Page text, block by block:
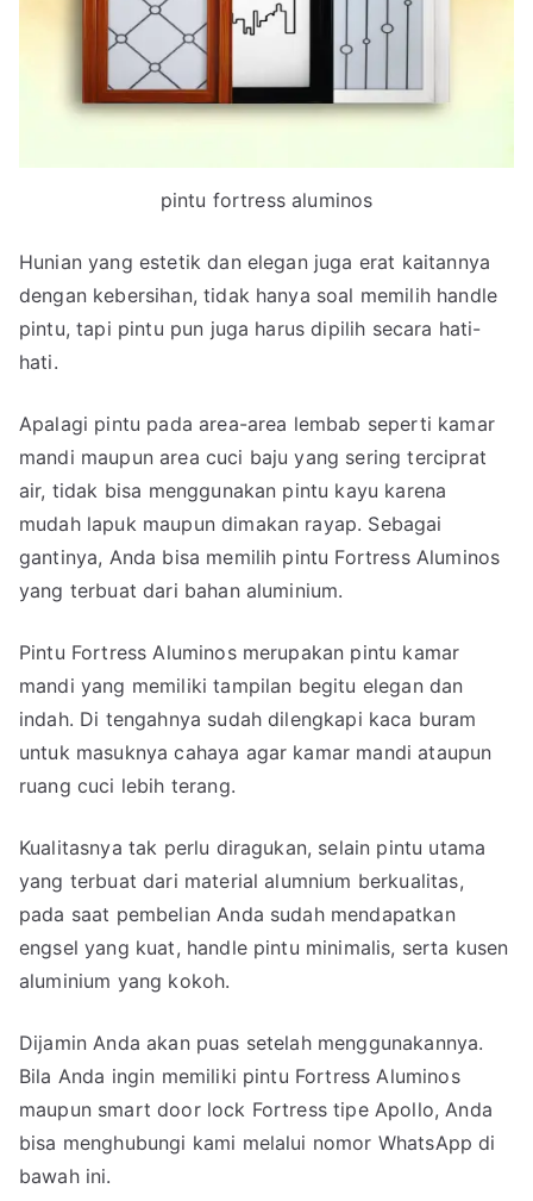
pintu fortress aluminos
Hunian yang estetik dan elegan juga erat kaitannya
dengan kebersihan, tidak hanya soal memilih handle
pintu, tapi pintu pun juga harus dipilih secara hati-
hati.
Apalagi pintu pada area-area lembab seperti kamar
mandi maupun area cuci baju yang sering terciprat
air, tidak bisa menggunakan pintu kayu karena
mudah lapuk maupun dimakan rayap. Sebagai
gantinya, Anda bisa memilih pintu Fortress Aluminos
yang terbuat dari bahan aluminium.
Pintu Fortress Aluminos merupakan pintu kamar
mandi yang memiliki tampilan begitu elegan dan
indah. Di tengahnya sudah dilengkapi kaca buram
untuk masuknya cahaya agar kamar mandi ataupun
ruang cuci lebih terang.
Kualitasnya tak perlu diragukan, selain pintu utama
yang terbuat dari material alumnium berkualitas,
pada saat pembelian Anda sudah mendapatkan
engsel yang kuat, handle pintu minimalis, serta kusen
aluminium yang kokoh.
Dijamin Anda akan puas setelah menggunakannya.
Bila Anda ingin memiliki pintu Fortress Aluminos
maupun smart door lock Fortress tipe Apollo, Anda
bisa menghubungi kami melalui nomor WhatsApp di
bawah ini.